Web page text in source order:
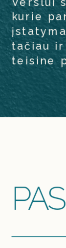
kurie
tačiau
teisine